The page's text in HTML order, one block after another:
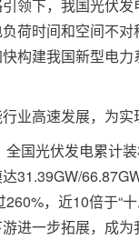
下，我国光伏发
荷时间和空间不
构建我国新型电
高速发展，为实
光伏发电累计装
31.39GW/
，近10倍于“
进一步拓展，成为